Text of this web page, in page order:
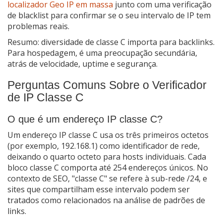
localizador Geo IP em massa junto com uma verificação
de blacklist para confirmar se o seu intervalo de IP tem
problemas reais.
Resumo: diversidade de classe C importa para backlinks.
Para hospedagem, é uma preocupação secundária,
atrás de velocidade, uptime e segurança.
Perguntas Comuns Sobre o Verificador
de IP Classe C
O que é um endereço IP classe C?
Um endereço IP classe C usa os três primeiros octetos
(por exemplo, 192.168.1) como identificador de rede,
deixando o quarto octeto para hosts individuais. Cada
bloco classe C comporta até 254 endereços únicos. No
contexto de SEO, "classe C" se refere à sub-rede /24, e
sites que compartilham esse intervalo podem ser
tratados como relacionados na análise de padrões de
links.